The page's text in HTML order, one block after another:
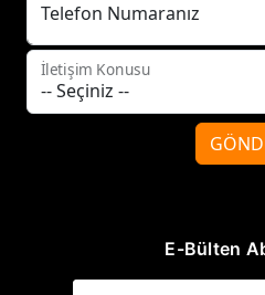
Telefon Numaranız
İletişim Konusu
E-Bülten